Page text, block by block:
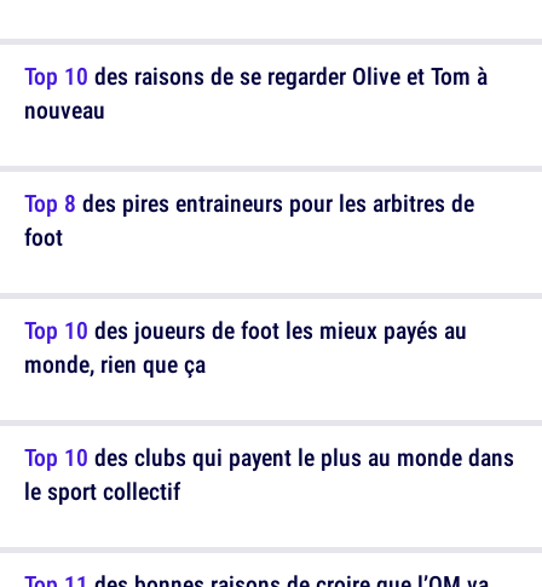
Top 8 des pires entraineurs pour les arbitres de
foot
Top 10 des clubs qui payent le plus au monde dans
le sport collectif
Top 10 des raisons de se regarder Olive et Tom à
nouveau
Top 10 des joueurs de foot les mieux payés au
monde, rien que ça